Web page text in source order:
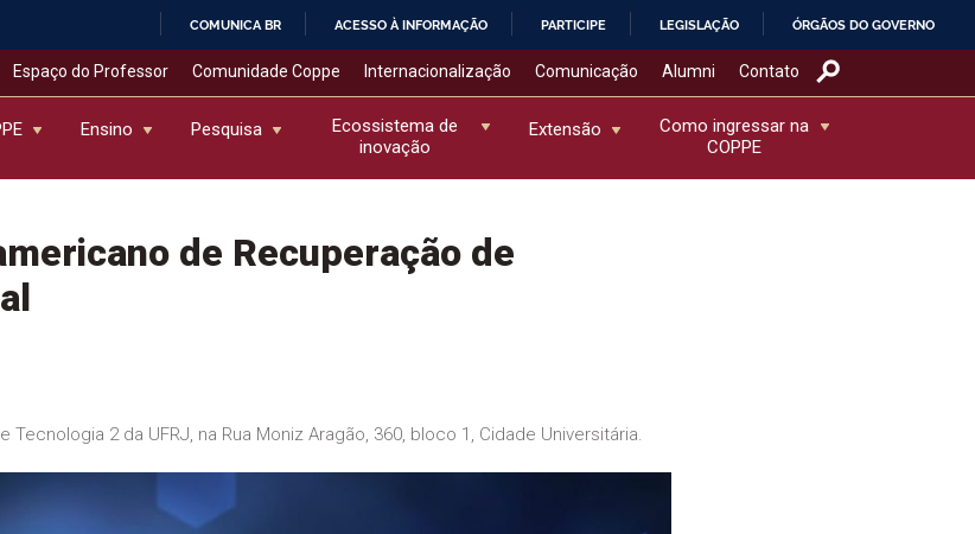
COMUNICA BR ACESSO À INFORMAÇÃO PARTICIPE LEGISLAÇÃO ÓRGÃOS DO GOVERNO
Espaço do Professor Comunidade Coppe Internacionalização Comunicação Alumni Contato
Ensino Pesquisa
Ecossistema de
inovação
Extensão
Como ingressar na
COPPE
de Recuperação de
2 da UFRJ, na Rua Moniz Aragão, 360, bloco 1, Cidade Universitária.